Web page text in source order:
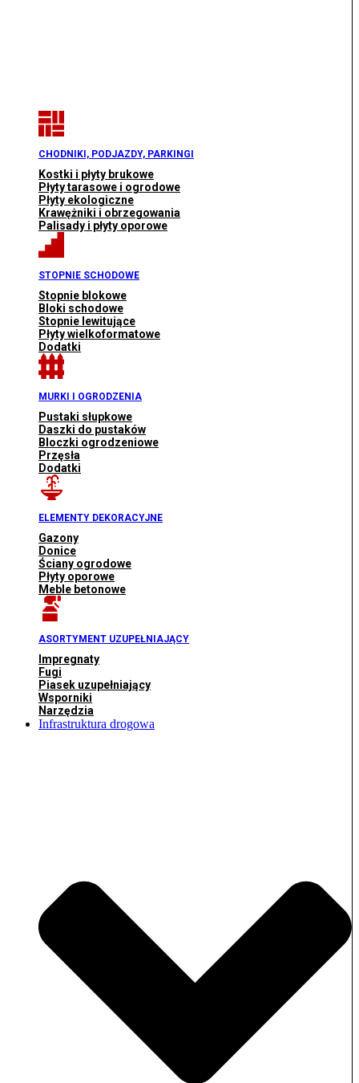
CHODNIKI, PODJAZDY, PARKINGI
Kostki i płyty brukowe
Płyty tarasowe i ogrodowe
Płyty ekologiczne
Krawężniki i obrzegowania
Palisady i płyty oporowe
STOPNIE SCHODOWE
Stopnie blokowe
Bloki schodowe
Stopnie lewitujące
Płyty wielkoformatowe
Dodatki
MURKI I OGRODZENIA
Pustaki słupkowe
Daszki do pustaków
Bloczki ogrodzeniowe
Przęsła
Dodatki
ELEMENTY DEKORACYJNE
Gazony
Donice
Ściany ogrodowe
Płyty oporowe
Meble betonowe
ASORTYMENT UZUPEŁNIAJĄCY
Impregnaty
Fugi
Piasek uzupełniający
Wsporniki
Narzędzia
Infrastruktura drogowa